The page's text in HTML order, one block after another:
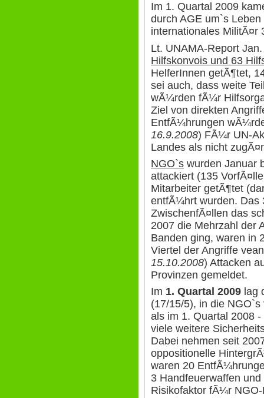
Im 1. Quartal 2009
durch AGE um`s
internationales MilitÃ¤r
Lt. UNAMA-Report
Hilfskonvois und 63
HelferInnen getÃ¶tet,
sei auch, dass weite
wÃ¼rden fÃ¼r
Ziel von direkten
EntfÃ¼hrungen
16.9.2008) FÃ¼r UN-
Landes als nicht
NGO`s wurden Januar
attackiert (135
Mitarbeiter getÃ¶tet
entfÃ¼hrt wurden. Das
ZwischenfÃ¤llen das
2007 die Mehrzahl der
Banden ging, waren in
Viertel der Angriffe
15.10.2008) Attacken
Provinzen gemeldet.
Im 1. Quartal 2009 lag
(17/15/5), in die
als im 1. Quartal 2008
viele weitere
Dabei nehmen seit
oppositionelle
waren 20
3 Handfeuerwaffen
Risikofaktor fÃ¼r